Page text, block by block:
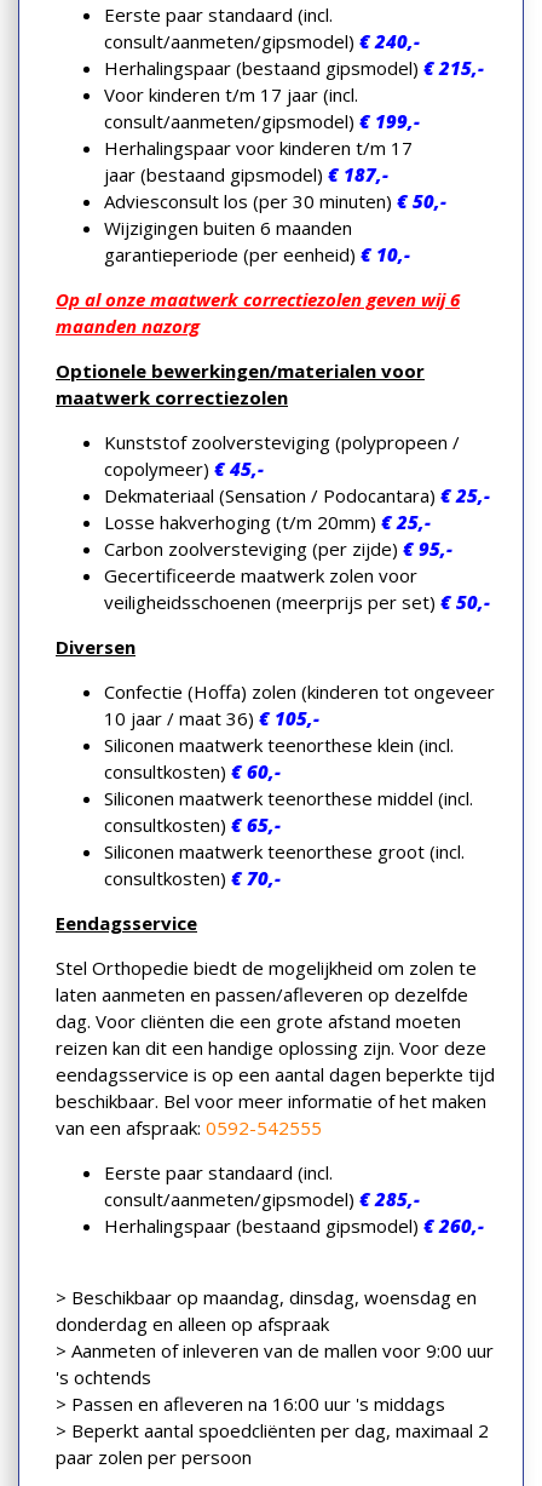
Eerste paar standaard (incl.
consult/aanmeten/gipsmodel) € 240,-
Herhalingspaar (bestaand gipsmodel) € 215,-
Voor kinderen t/m 17 jaar (incl.
consult/aanmeten/gipsmodel) € 199,-
Herhalingspaar voor kinderen t/m 17
jaar (bestaand gipsmodel) € 187,-
Adviesconsult los (per 30 minuten) € 50,-
Wijzigingen buiten 6 maanden
garantieperiode (per eenheid) € 10,-
Op al onze maatwerk correctiezolen geven wij 6
maanden nazorg
Optionele bewerkingen/materialen voor
maatwerk correctiezolen
Kunststof zoolversteviging (polypropeen /
copolymeer) € 45,-
Dekmateriaal (Sensation / Podocantara) € 25,-
Losse hakverhoging (t/m 20mm) € 25,-
Carbon zoolversteviging (per zijde) € 95,-
Gecertificeerde maatwerk zolen voor
veiligheidsschoenen (meerprijs per set) € 50,-
Diversen
Confectie (Hoffa) zolen (kinderen tot ongeveer
10 jaar / maat 36) € 105,-
Siliconen maatwerk teenorthese klein (incl.
consultkosten) € 60,-
Siliconen maatwerk teenorthese middel (incl.
consultkosten) € 65,-
Siliconen maatwerk teenorthese groot (incl.
consultkosten) € 70,-
Eendagsservice
Stel Orthopedie biedt de mogelijkheid om zolen te
laten aanmeten en passen/afleveren op dezelfde
dag. Voor cliënten die een grote afstand moeten
reizen kan dit een handige oplossing zijn. Voor deze
eendagsservice is op een aantal dagen beperkte tijd
beschikbaar. Bel voor meer informatie of het maken
van een afspraak: 0592-542555
Eerste paar standaard (incl.
consult/aanmeten/gipsmodel) € 285,-
Herhalingspaar (bestaand gipsmodel) € 260,-
> Beschikbaar op maandag, dinsdag, woensdag en
donderdag en alleen op afspraak
> Aanmeten of inleveren van de mallen voor 9:00 uur
's ochtends
> Passen en afleveren na 16:00 uur 's middags
> Beperkt aantal spoedcliënten per dag, maximaal 2
paar zolen per persoon